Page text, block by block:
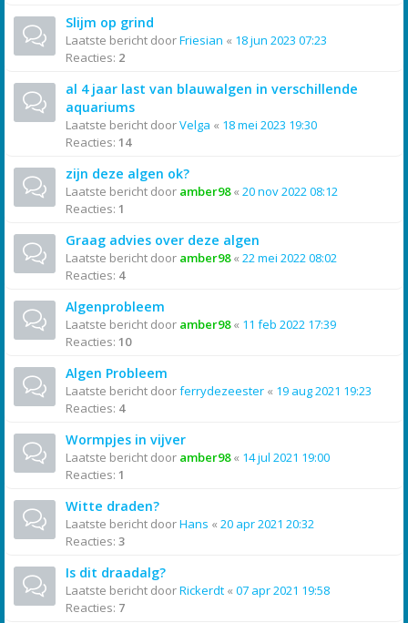
Slijm op grind
Laatste bericht doorFriesian « 18 jun 2023 07:23
Reacties: 2
al 4 jaar last van blauwalgen in verschillende
aquariums
Laatste bericht doorVelga « 18 mei 2023 19:30
Reacties: 14
zijn deze algen ok?
Laatste bericht door amber98« 20 nov 2022 08:12
Reacties: 1
Graag advies over deze algen
Laatste bericht door amber98« 22 mei 2022 08:02
Reacties: 4
Algenprobleem
Laatste bericht door amber98« 11 feb 2022 17:39
Reacties: 10
Algen Probleem
Laatste bericht doorferrydezeester « 19 aug 2021 19:23
Reacties: 4
Wormpjes in vijver
Laatste bericht door amber98« 14 jul 2021 19:00
Reacties: 1
Witte draden?
Laatste bericht doorHans « 20 apr 2021 20:32
Reacties: 3
Is dit draadalg?
Laatste bericht doorRickerdt « 07 apr 2021 19:58
Reacties: 7